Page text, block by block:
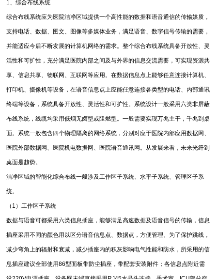
1、综合布线系统
综合布线系统应为医院洁净区域提供一个高性能的数据和语音通信的传输媒质，
支持电话、数据、图文、图像等多媒体业务，满足语音、数字信号传输的需要，
并能适应今后不断发展的计算机网络的需求。整个综合布线系统具备开放性、灵
活性和可扩性，充分满足医院内部之间及与外界的信息交流需要，可实现资源共
享、信息共享、物联网、互联网等应用。在数据信息点上能够任意连接计算机、
打印机、摄像机等设备，在语音信息点上应能任意连接各类型的电话、内部通讯
终端等设备，系统具备开放性、灵活性和可扩性。系统设计一般采用六类非屏蔽
布线系统，线缆均采用低烟无卤型或阻燃型。一般需要实现万兆主干，千兆到桌
面。系统一般包含四个物理隔离的网络系统，分别对应于医院内部应用数据网、
医院外部数据网、医院机电数据网、医院语音通讯网。从发展来看，未来光纤到
桌面是趋势。
洁净区域的智能化综合布线一般涉及工作区子系统、水平子系统、管理区子系
统。
（1）工作区子系统
数据与语音可都采用六类信息插座，能够满足高速数据及语音信号的传输，信息
插座采用不同的颜色用以区分语音信息点、数据点，方便管理。为了保护跳线，
减少弯角上的辐射和衰减，减少插座内的积灰影响电气性能和防水，所采用的信
息插座建议全部使用86型面板带防尘插座，带配套安装附件；各信息点附近需